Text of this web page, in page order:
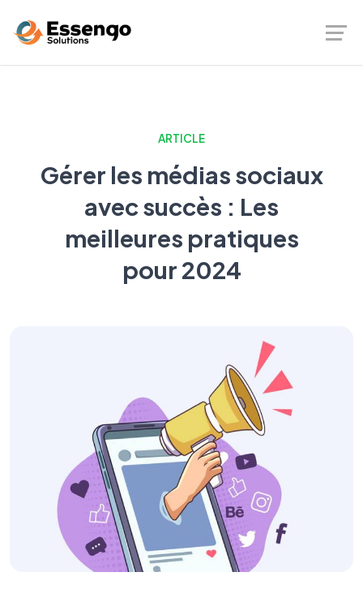
ARTICLE
Gérer les médias sociaux
avec succès : Les
meilleures pratiques
pour 2024